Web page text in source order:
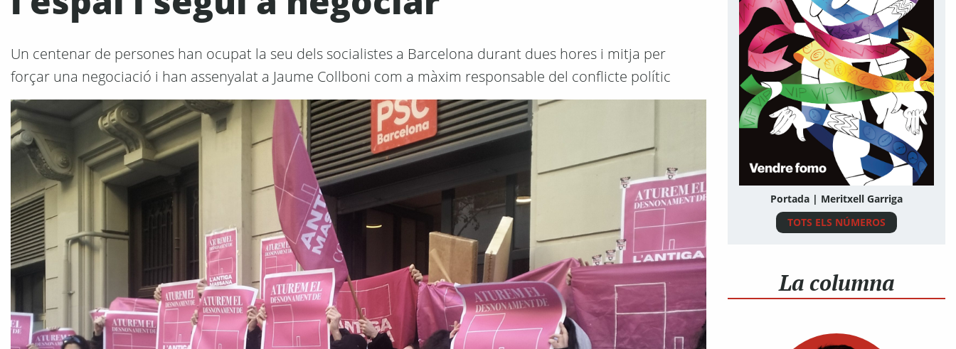
Un centenar de persones han ocupat la seu dels socialistes a Barcelona durant dues hores i mitja per
forçar una negociació i han assenyalat a Jaume Collboni com a màxim responsable del conflicte polític
Portada | Meritxell Garriga
TOTS ELS NÚMEROS
La columna